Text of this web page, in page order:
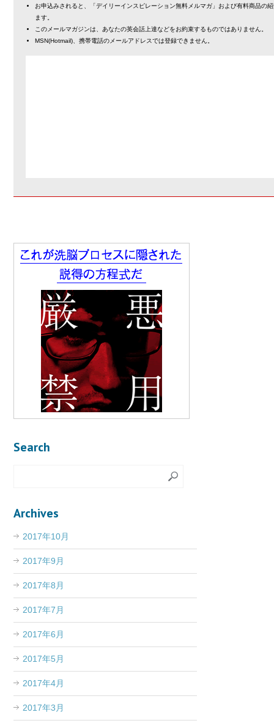
お申込みされると、「デイリーインスピレーション無料メルマガ」および有料商品の
ます。
このメールマガジンは、あなたの英会話上達などをお約束するものではありません。
MSN(Hotmail)、携帯電話のメールアドレスでは登録できません。
Search
Archives
2017年10月
2017年9月
2017年8月
2017年7月
2017年6月
2017年5月
2017年4月
2017年3月